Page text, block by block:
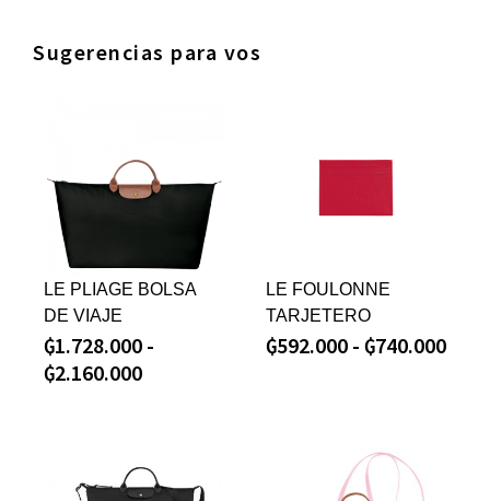
Sugerencias para vos
LE PLIAGE BOLSA
DE VIAJE
₲1.728.000 -
₲2.160.000
LE FOULONNE
TARJETERO
₲592.000 - ₲740.000